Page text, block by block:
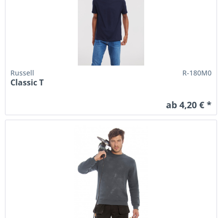
Russell R-180M0
Classic T
ab 4,20 € *